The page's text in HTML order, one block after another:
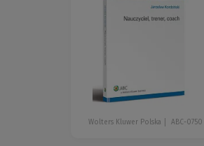
Wolters Kluwer Polska ABC-0750